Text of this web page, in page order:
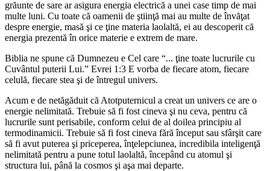
grăunte de sare ar asigura energia electrică a unei case timp de mai
multe luni. Cu toate că oamenii de ştiinţă mai au multe de învăţat
despre energie, masă şi ce ţine materia laolaltă, ei au descoperit că
energia prezentă în orice materie e extrem de mare.
Biblia ne spune că Dumnezeu e Cel care “... ţine toate lucrurile cu
Cuvântul puterii Lui.” Evrei 1:3 E vorba de fiecare atom, fiecare
celulă, fiecare stea şi de întregul univers.
Acum e de netăgăduit că Atotputernicul a creat un univers ce are o
energie nelimitată. Trebuie să fi fost cineva şi nu ceva, pentru că
lucrurile sunt perisabile, conform celui de al doilea principiu al
termodinamicii. Trebuie să fi fost cineva fără început sau sfârşit care
să fi avut puterea şi priceperea, înţelepciunea, incredibila inteligenţă
nelimitată pentru a pune totul laolaltă, începând cu atomul şi
structura lui, până la cosmos şi aşa mai departe.